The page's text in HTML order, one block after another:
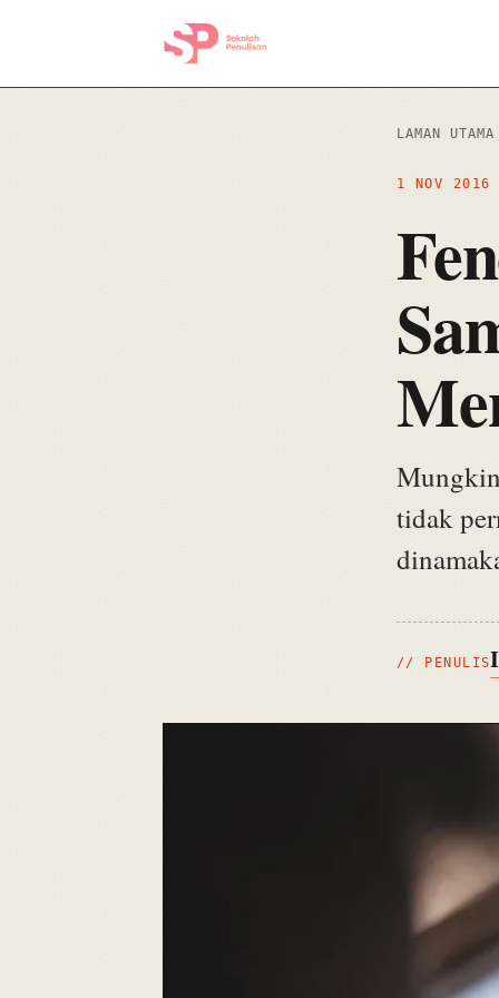
LAMAN UTAMA
1 NOV 2016
tidak
// PENULIS